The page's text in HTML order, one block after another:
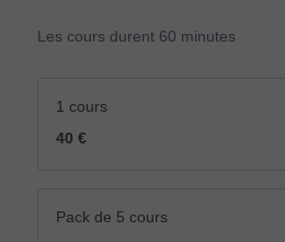
Les cours durent 60 minutes
1 cours
40 €
Pack de 5 cours